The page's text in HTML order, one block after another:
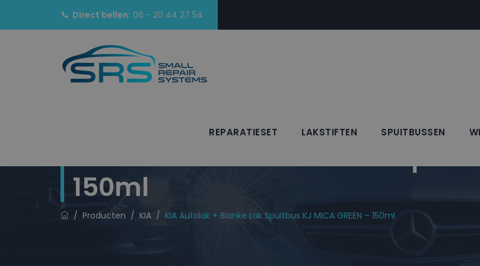
Direct bellen: 06 - 20 44 27 54
REPARATIESET LAKSTIFTEN SPUITBUSSEN
KIA Autolak + Blanke Lak
150ml
/ Producten / KIA / KIA Autolak + Blanke Lak Spuitbus KJ MICA GREEN – 150ml